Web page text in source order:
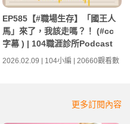
EP585【#職場生存】「國王人
馬」來了，我該走嗎？！ (#cc
字幕 ) | 104職涯診所Podcast
2026.02.09 | 104小編 | 20660觀看數
更多訂閱內容